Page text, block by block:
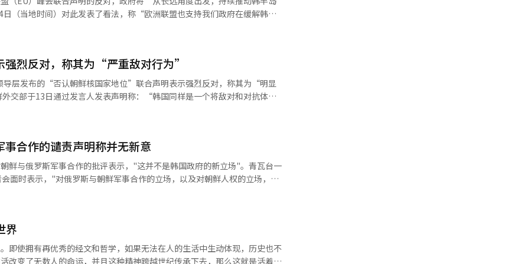
势力同样遭受了相当大的损害。然而，这并不是完全的胜利。以色列花费了
。最重要的是，民众开始感到无休止战争的疲惫。以色列人民所希望的不是
美国战略家们心中却有中国。如今，美国的国家战略重心不再是中东，而是
中国的崛起。在人工智能、半导体、量子技术、航天产业、电动车、稀土供
在进行。对于特朗普总统而言，中东战争的长期化是战略噩梦。军事力量、
精力遏制中国。因此，此次停战不仅仅是简单的和平协议，而是美国战略重
东问题，将重心转向印太地区。美国已经进入一个比石油更重视半导体的时
和平，但实际上在支持伊朗经济方面发挥了重要支柱作用。中国仍然是伊朗
希望美国在中东长期纠缠。美国在中东消耗力量的同时，中国可以在东亚获
兰战争负担的俄罗斯并不反对美国的关注分散到中东。然而，战争如果长期
加大。最终，中国和俄罗斯也在一定程度上希望停战。◆伊朗这个国家，以
简单的神权国家。然而，这种看法并未真正理解伊朗。伊朗不仅仅是一个国
来。语言、文化和历史认同都不同。伊朗在此次战争中能够坚持到最后的原
豪感。伊朗宁愿选择忍受痛苦，也不愿承认失败。经过数千年的外来侵略，
国最终放弃了推翻伊朗政权的目标。伊朗这个国家在军事上可以施加压力，
们用蜡烛而非枪支，用和平而非暴力，用团结而非冷漠，照亮了深邃的黑
主教会，在我们社会经历困难时，始终是捍卫人类尊严、和平与团结价值的
，南北首次坐下来发布了6·15南北共同宣言。 这是一个历史性的转折点，
门。 我坚信希望的火种依然存在。 自去年政府成立以来，韩国政府已采取
内的预防性紧张缓解措施。同时，明确表示不追求吸收统一或单方面的体制
冲突，恢复军事信任。我们将竭尽所能，超越停战状态，建立可持续的和平
期盼朝鲜半岛的和平与和解，韩国也为回应这一期待和支持而不断努力。
与支持，我谨代表韩国人民向您表示衷心的感谢。 在当今冲突与不确定性重
携手并进，在有冲突的地方带来和解，在有不信任的地方建立信任，在有分
的遗产，履行国际责任。 各位贵宾，“刀剑铸犁，矛铸镰。”以赛亚书2章
祈祷。 希望朝鲜半岛的和平能够延续至世界和平，世界的团结能够再次巩
，世界青年大会将在首尔举行。我相信这将是一个超越国界、语言与文化差
意义的时刻。 希望来自世界各国的青年能够超越战线、铁丝网与国界的限
的门徒们说。这句话希望今天也能给我们的青年带来安慰、勇气与希望。
和平与团结的福音种子。 愿在座的各位都能常伴上帝的恩典。 谢谢。※ 本
（当地时间）对此发表了看法，称“欧洲联盟也支持我们政府在缓解韩半
一天，朝鲜外务省针对李在明总统与EU领导人通过的联合声明表示，“韩
了包括“强烈谴责俄罗斯与朝鲜之间的非法军事合作”、“朝鲜绝不被承认
国家”、“朝鲜人权状况的实质性改善是必需的”等内容的联合声明。※ 本
烈反对，称其为“严重敌对行为”
导层发布的“否认朝鲜核国家地位”联合声明表示强烈反对，称其为“明显
重关切，并重申
确指出：“朝鲜绝不会被承认为《不扩散
时，声明将朝鲜与俄罗斯的军事合作定性为非
国安理会决议。还要求改善朝鲜人权状况，并允许国际组织和人道主义机构
合作的谴责声明称并无新意
鲜与俄罗斯军事合作的批评表示，"这并不是韩国政府的新立场"。青瓦台一
面时表示，"对俄罗斯与朝鲜军事合作的立场，以及对朝鲜人权的立场，都
只是对此的表达"。在此之前，李在明总统与安东尼奥·科斯塔欧盟峰会主
，"朝鲜核问题也是如此，声明中并没有新内容"。他进一步指出，"虽然欧
仍是我们一直以来的立场"，并强调，"有人认为我们在共同声明中对朝核问
张缓解是相互矛盾的，但实际上并非如此"。他表示，"去核化与和平建立是
界
即使拥有再优秀的经文和哲学，如果无法在人的生活中生动体现，历史也不
改变了无数人的命运，并且这种精神跨越世纪传承下去，那么这就是活着的